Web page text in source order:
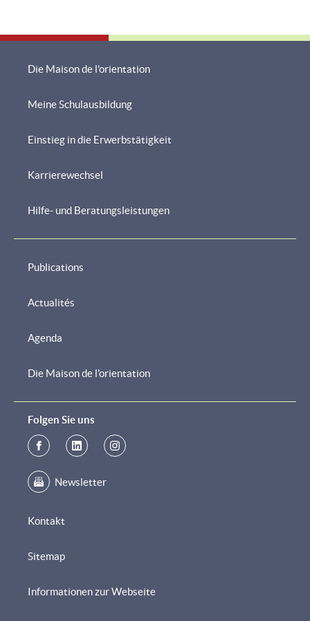
Navigationsmenü
Die Maison de l'orientation
Meine Schulausbildung
Einstieg in die Erwerbstätigkeit
Karrierewechsel
Hilfe- und Beratungsleistungen
Publications
Actualités
Agenda
Die Maison de l'orientation
Folgen Sie uns
Newsletter
Kontakt
Sitemap
Informationen zur Webseite